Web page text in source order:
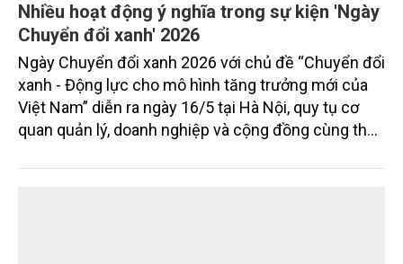
Nhiều hoạt động ý nghĩa trong sự kiện 'Ngày
Chuyển đổi xanh' 2026
Ngày Chuyển đổi xanh 2026 với chủ đề “Chuyển đổi
xanh - Động lực cho mô hình tăng trưởng mới của
Việt Nam” diễn ra ngày 16/5 tại Hà Nội, quy tụ cơ
quan quản lý, doanh nghiệp và cộng đồng cùng thúc
vững.